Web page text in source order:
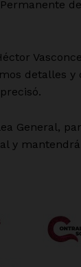
detalles
General,
y